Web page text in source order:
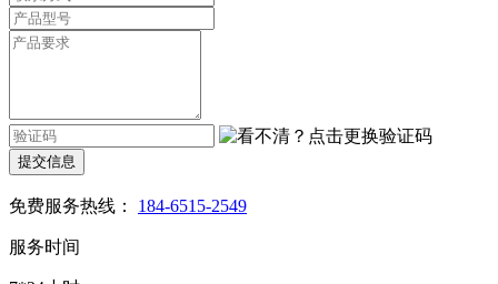
提交信息
免费服务热线： 184-6515-2549
服务时间